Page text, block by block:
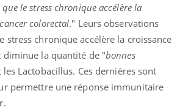
le stress chronique accélère la
colorectal." Leurs observations
stress chronique accélère la croissance
diminue la quantité de "bonnes
les Lactobacillus. Ces dernières sont
permettre une réponse immunitaire